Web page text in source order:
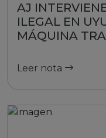
AJ
ILEGAL EN
MÁQUINA
Leer nota